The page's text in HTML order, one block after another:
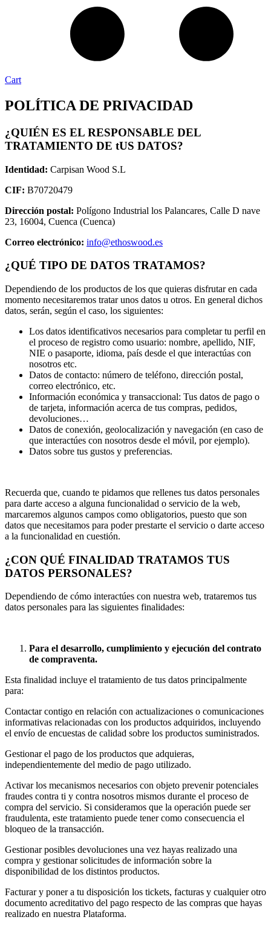
Cart
POLÍTICA DE PRIVACIDAD
¿QUIÉN ES EL RESPONSABLE DEL
TRATAMIENTO DE tUS DATOS?
Identidad: Carpisan Wood S.L
CIF: B70720479
Dirección postal: Polígono Industrial los Palancares, Calle D nave
23, 16004, Cuenca (Cuenca)
Correo electrónico: info@ethoswood.es
¿QUÉ TIPO DE DATOS TRATAMOS?
Dependiendo de los productos de los que quieras disfrutar en cada
momento necesitaremos tratar unos datos u otros. En general dichos
datos, serán, según el caso, los siguientes:
Los datos identificativos necesarios para completar tu perfil en
el proceso de registro como usuario: nombre, apellido, NIF,
NIE o pasaporte, idioma, país desde el que interactúas con
nosotros etc.
Datos de contacto: número de teléfono, dirección postal,
correo electrónico, etc.
Información económica y transaccional: Tus datos de pago o
de tarjeta, información acerca de tus compras, pedidos,
devoluciones…
Datos de conexión, geolocalización y navegación (en caso de
que interactúes con nosotros desde el móvil, por ejemplo).
Datos sobre tus gustos y preferencias.
Recuerda que, cuando te pidamos que rellenes tus datos personales
para darte acceso a alguna funcionalidad o servicio de la web,
marcaremos algunos campos como obligatorios, puesto que son
datos que necesitamos para poder prestarte el servicio o darte acceso
a la funcionalidad en cuestión.
¿CON QUÉ FINALIDAD TRATAMOS TUS
DATOS PERSONALES?
Dependiendo de cómo interactúes con nuestra web, trataremos tus
datos personales para las siguientes finalidades:
Para el desarrollo, cumplimiento y ejecución del contrato
de compraventa.
Esta finalidad incluye el tratamiento de tus datos principalmente
para:
Contactar contigo en relación con actualizaciones o comunicaciones
informativas relacionadas con los productos adquiridos, incluyendo
el envío de encuestas de calidad sobre los productos suministrados.
Gestionar el pago de los productos que adquieras,
independientemente del medio de pago utilizado.
Activar los mecanismos necesarios con objeto prevenir potenciales
fraudes contra ti y contra nosotros mismos durante el proceso de
compra del servicio. Si consideramos que la operación puede ser
fraudulenta, este tratamiento puede tener como consecuencia el
bloqueo de la transacción.
Gestionar posibles devoluciones una vez hayas realizado una
compra y gestionar solicitudes de información sobre la
disponibilidad de los distintos productos.
Facturar y poner a tu disposición los tickets, facturas y cualquier otro
documento acreditativo del pago respecto de las compras que hayas
realizado en nuestra Plataforma.